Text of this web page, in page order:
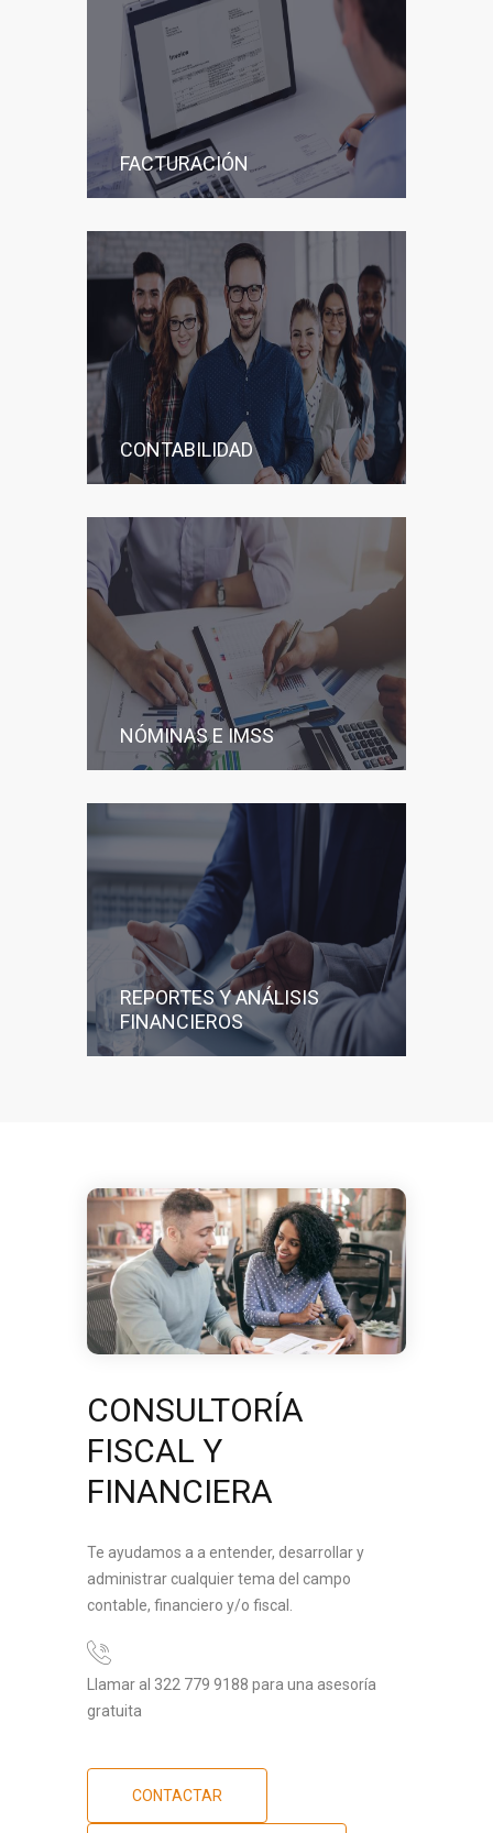
FACTURACIÓN
CONTABILIDAD
NÓMINAS E IMSS
REPORTES Y ANÁLISIS
FINANCIEROS
CONSULTORÍA
FISCAL Y
FINANCIERA
Te ayudamos a a entender, desarrollar y
administrar cualquier tema del campo
contable, financiero y/o fiscal.
Llamar al 322 779 9188 para una asesoría
gratuita
CONTACTAR